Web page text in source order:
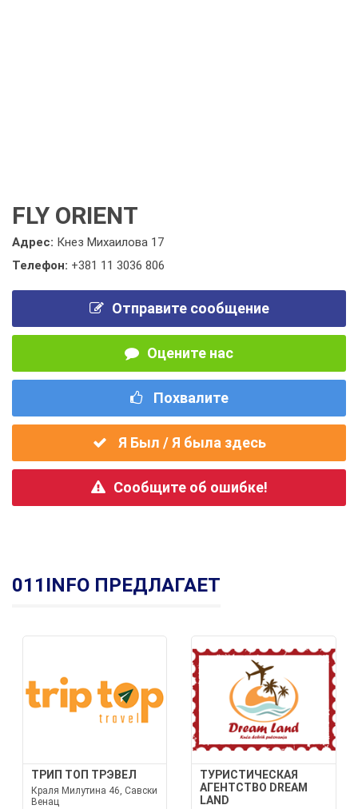
FLY ORIENT
Адрес: Кнез Михаилова 17
Телефон: +381 11 3036 806
Отправите сообщение
Оцените нас
Похвалите
Я Был / Я была здесь
Сообщите об ошибке!
011INFO ПРЕДЛАГАЕТ
ТРИП ТОП ТРЭВЕЛ
Краля Милутина 46, Савски
Венац
ТУРИСТИЧЕСКАЯ
АГЕНТСТВО DREAM
LAND